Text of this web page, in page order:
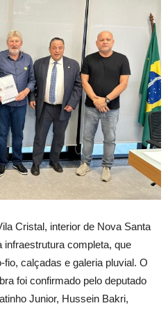
Cristal, interior de Nova Santa
completa, que
calçadas e galeria pluvial. O
foi confirmado pelo deputado
Junior, Hussein Bakri,